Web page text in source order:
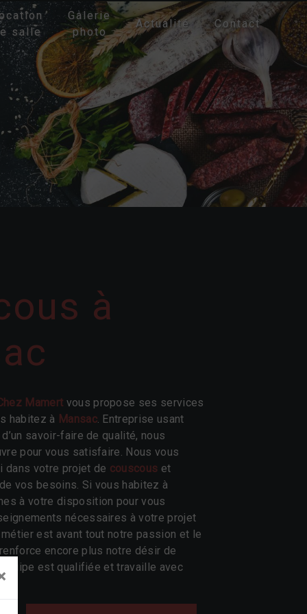
salle
Galerie
photo
Actualité Contact
à
Mamert vous propose ses services
habitez à Mansac. Entreprise usant
savoir-faire de qualité, nous
pour vous satisfaire. Nous vous
dans votre projet de couscous et
vos besoins. Si vous habitez à
à votre disposition pour vous
nécessaires à votre projet
métier est avant tout notre passion et le
encore plus notre désir de
équipe est qualifiée et travaille avec